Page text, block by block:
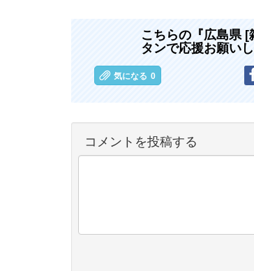
こちらの『広島県
タンで応援お願いし
気になる 0
コメントを投稿する